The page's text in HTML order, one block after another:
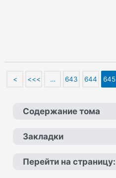
< <<< … 643 644 645
Содержание тома
Закладки
Перейти на страницу: